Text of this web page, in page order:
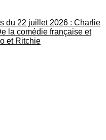
du 22 juillet 2026 : Charlie
la comédie française et
et Ritchie